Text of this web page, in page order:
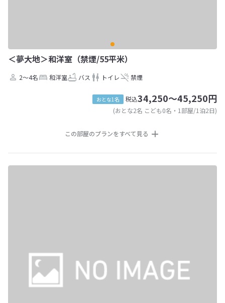
＜夢大地＞和洋室（禁煙/55平米）
2～4名 和洋室 バス トイレ 禁煙
おとな1名 税込34,250～45,250円
(おとな2名 こども0名・1部屋/1泊2日)
この部屋のプランをすべて見る